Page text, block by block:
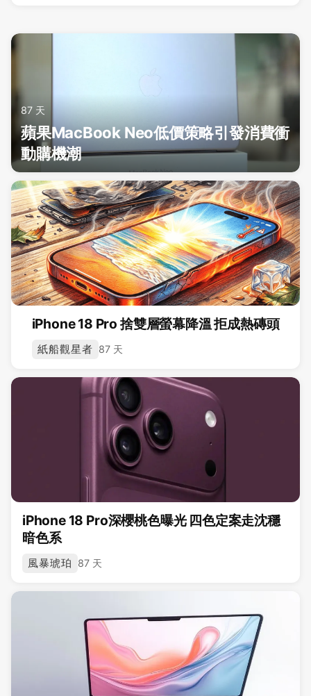
87 天
蘋果MacBook Neo低價策略引發消費衝
動購機潮
iPhone 18 Pro 捨雙層螢幕降溫 拒成熱磚頭
紙船觀星者 87 天
iPhone 18 Pro深櫻桃色曝光 四色定案走沈穩
暗色系
風暴琥珀 87 天